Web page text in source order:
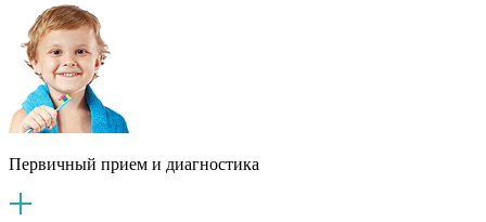
Первичный прием и диагностика